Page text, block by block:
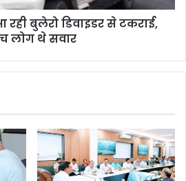
बुलेरो डिवाइडर से टकराई,
लोग थे सवार